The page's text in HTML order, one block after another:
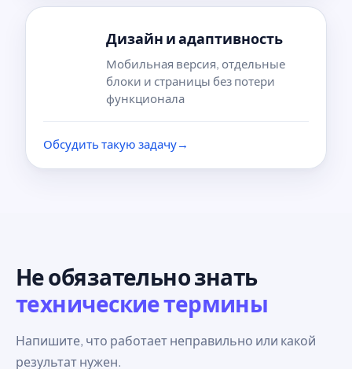
Дизайн и адаптивность
Мобильная версия, отдельные
блоки и страницы без потери
функционала
Обсудить такую задачу→
Не обязательно знать
технические термины
Напишите, что работает неправильно или какой
результат нужен.